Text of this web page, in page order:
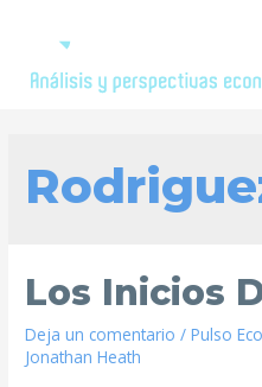
Los Inicios
Deja un comentario /Pulso
Jonathan Heath